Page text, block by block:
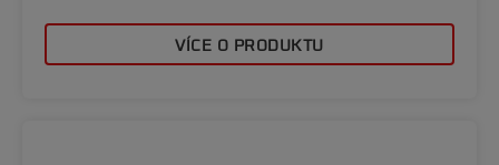
VÍCE O PRODUKTU